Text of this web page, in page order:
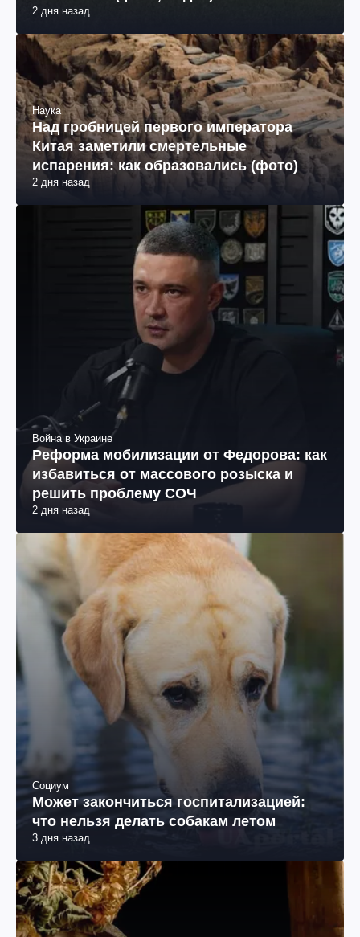
2 дня назад
Наука
Над гробницей первого императора
Китая заметили смертельные
испарения: как образовались (фото)
2 дня назад
Война в Украине
Реформа мобилизации от Федорова: как
избавиться от массового розыска и
решить проблему СОЧ
2 дня назад
Социум
Может закончиться госпитализацией:
что нельзя делать собакам летом
3 дня назад